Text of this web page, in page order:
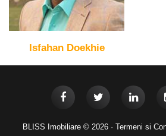
Isfahan Doekhie
BLISS Imobiliare © 2026 · Termeni si